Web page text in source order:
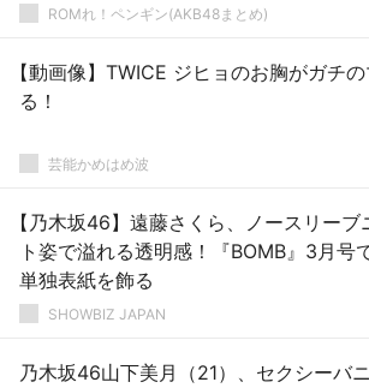
ROMれ！ペンギン(AKB48まとめ)
【動画像】TWICE ジヒョのお胸がガチ
る！
芸能かめはめ波
【乃木坂46】遠藤さくら、ノースリーブ
ト姿で溢れる透明感！『BOMB』3月号
単独表紙を飾る
SHOWBIZ JAPAN
乃木坂46山下美月（21）、セクシーバ